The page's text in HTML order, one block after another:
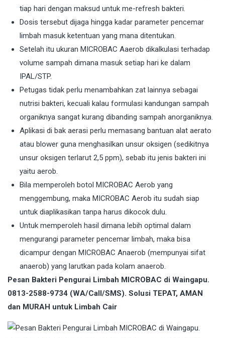
tiap hari dengan maksud untuk me-refresh bakteri.
Dosis tersebut dijaga hingga kadar parameter pencemar
limbah masuk ketentuan yang mana ditentukan.
Setelah itu ukuran MICROBAC Aaerob dikalkulasi terhadap
volume sampah dimana masuk setiap hari ke dalam
IPAL/STP.
Petugas tidak perlu menambahkan zat lainnya sebagai
nutrisi bakteri, kecuali kalau formulasi kandungan sampah
organiknya sangat kurang dibanding sampah anorganiknya.
Aplikasi di bak aerasi perlu memasang bantuan alat aerato
atau blower guna menghasilkan unsur oksigen (sedikitnya
unsur oksigen terlarut 2,5 ppm), sebab itu jenis bakteri ini
yaitu aerob.
Bila memperoleh botol MICROBAC Aerob yang
menggembung, maka MICROBAC Aerob itu sudah siap
untuk diaplikasikan tanpa harus dikocok dulu.
Untuk memperoleh hasil dimana lebih optimal dalam
mengurangi parameter pencemar limbah, maka bisa
dicampur dengan MICROBAC Anaerob (mempunyai sifat
anaerob) yang larutkan pada kolam anaerob.
Pesan Bakteri Pengurai Limbah MICROBAC di Waingapu.
0813-2588-9734 (WA/Call/SMS). Solusi TEPAT, AMAN
dan MURAH untuk Limbah Cair